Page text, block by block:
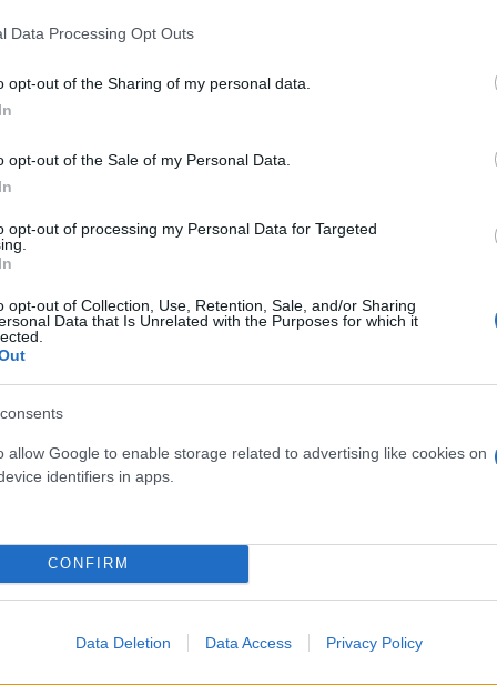
Data Processing Opt Outs
opt-out of the Sharing of my personal data.
opt-out of the Sale of my Personal Data.
opt-out of processing my Personal Data for Targeted
opt-out of Collection, Use, Retention, Sale, and/or Sharing
Data that Is Unrelated with the Purposes for which it
allow Google to enable storage related to advertising like cookies on
identifiers in apps.
CONFIRM
Data Deletion Data Access Privacy Policy
ανάγκη κατάπαυσης του πυρός, απελευθέρωσης
περαιτέρω επέκτασης των
δύο κρατών με βάση τα σύνορα του 1967.
στη συνεπή στάση αρχών που ακολουθεί η
Flash.grστην αναζήτηση τηςGoogle
παγκόσμιες απειλές που απαιτούν παγκόσμιες